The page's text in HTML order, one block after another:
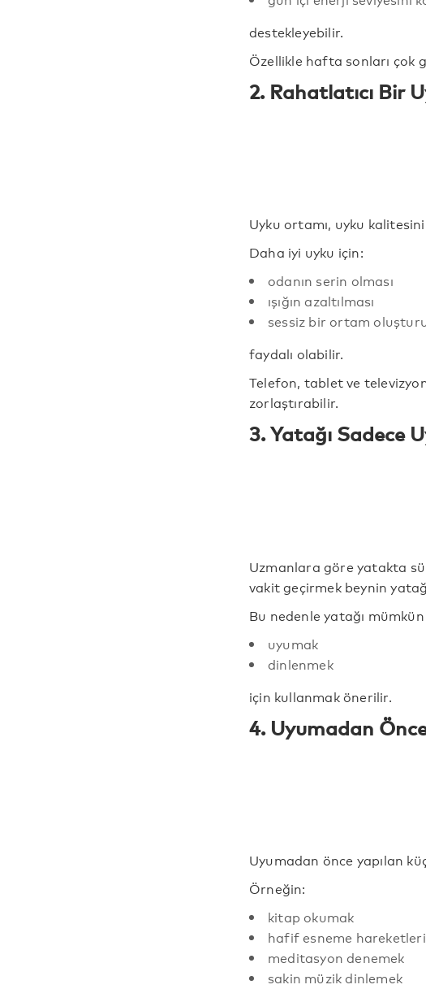
destekleyebilir.
Özellikle hafta sonları çok
2. Rahatlatıcı Bir
Uyku ortamı, uyku
Daha iyi uyku için:
odanın serin olması
ışığın azaltılması
sessiz bir ortam
faydalı olabilir.
Telefon, tablet ve
zorlaştırabilir.
3. Yatağı Sadece
Uzmanlara göre yatakta
vakit geçirmek beynin
Bu nedenle yatağı
uyumak
dinlenmek
için kullanmak önerilir.
4. Uyumadan
Uyumadan önce yapılan
Örneğin:
kitap okumak
hafif esneme
meditasyon denemek
sakin müzik dinlemek